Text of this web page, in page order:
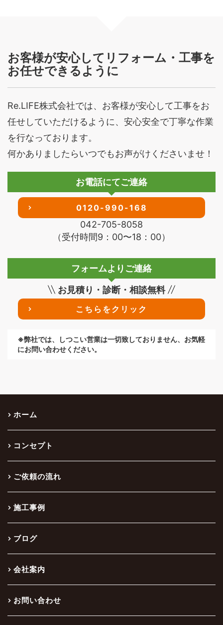
お客様が安心してリフォーム・工事を
お任せできるように
Re.LIFE株式会社では、お客様が安心して工事をお
任せしていただけるように、安心安全で丁寧な作業
を行なっております。
何かありましたらいつでもお声がけくださいませ！
お電話にてご連絡
0120-990-168
042-705-8058
（受付時間9：00〜18：00）
フォームよりご連絡
お見積り・診断・相談無料
こちらをクリック
※弊社では、しつこい営業は一切致しておりません、お気軽
にお問い合わせください。
ホーム
コンセプト
ご依頼の流れ
施工事例
ブログ
会社案内
お問い合わせ